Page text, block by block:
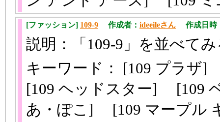
[ファッション] 109-9 作成者： ideeileさん 作成日時
説明：「109-9」を並べて
キーワード： [109 プラ
[109 ヘッドスター] [109
あ・ぽこ] [109 マープル